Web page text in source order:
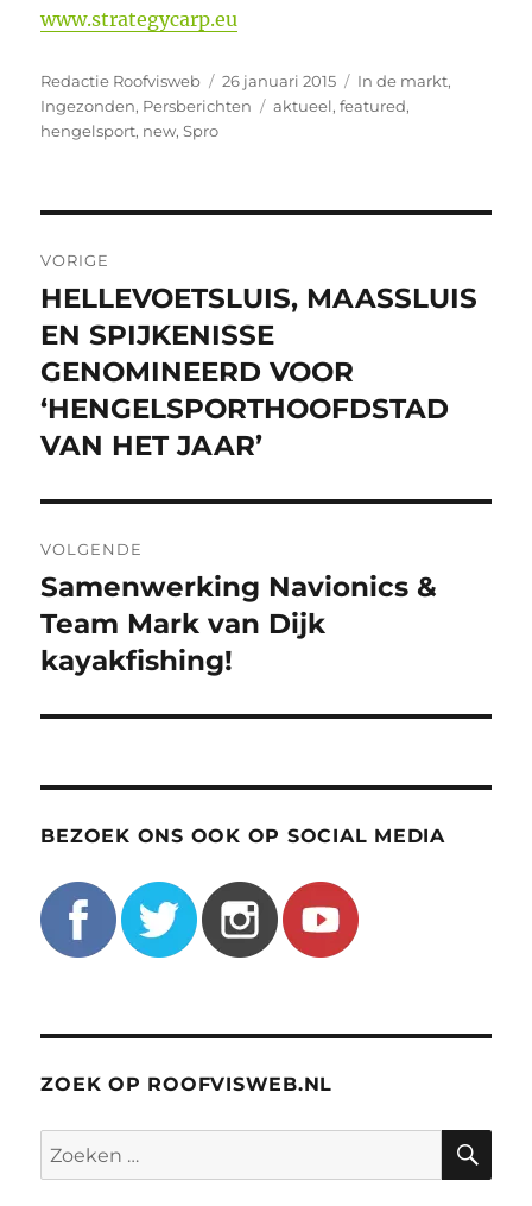
www.strategycarp.eu
Auteur
Redactie Roofvisweb
Geplaatst
op
26 januari 2015 Categorieën
In de markt,
Ingezonden, Persberichten Tags
aktueel,featured,
hengelsport, new,Spro
navigatie
VORIGE
Vorig
bericht:
HELLEVOETSLUIS, MAASSLUIS
EN SPIJKENISSE
GENOMINEERD VOOR
‘HENGELSPORTHOOFDSTAD
VAN HET JAAR’
VOLGENDE
Volgend
bericht:
Samenwerking Navionics &
Team Mark van Dijk
kayakfishing!
BEZOEK ONS OOK OP SOCIAL MEDIA
ZOEK OP ROOFVISWEB.NL
Zoeken
naar: